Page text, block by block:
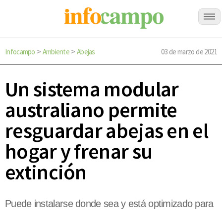
Infocampo > Ambiente> Abejas 03 de marzo de 2021
Un sistema modular
australiano permite
resguardar abejas en el
hogar y frenar su
extinción
Puede instalarse donde sea y está optimizado para